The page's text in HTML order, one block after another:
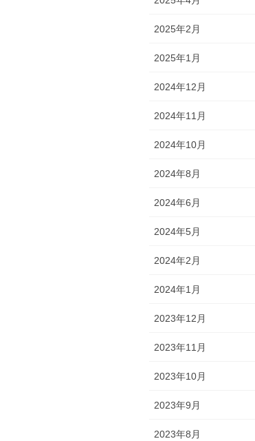
2025年2月
2025年1月
2024年12月
2024年11月
2024年10月
2024年8月
2024年6月
2024年5月
2024年2月
2024年1月
2023年12月
2023年11月
2023年10月
2023年9月
2023年8月